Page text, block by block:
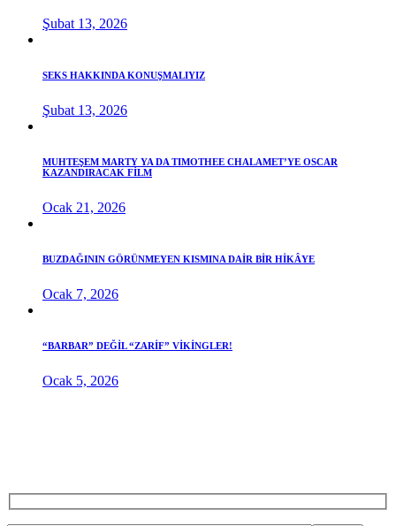
Şubat 13, 2026
SEKS HAKKINDA KONUŞMALIYIZ
Şubat 13, 2026
MUHTEŞEM MARTY YA DA TIMOTHEE CHALAMET’YE OSCAR
KAZANDIRACAK FİLM
Ocak 21, 2026
BUZDAĞININ GÖRÜNMEYEN KISMINA DAİR BİR HİKÂYE
Ocak 7, 2026
“BARBAR” DEĞİL “ZARİF” VİKİNGLER!
Ocak 5, 2026